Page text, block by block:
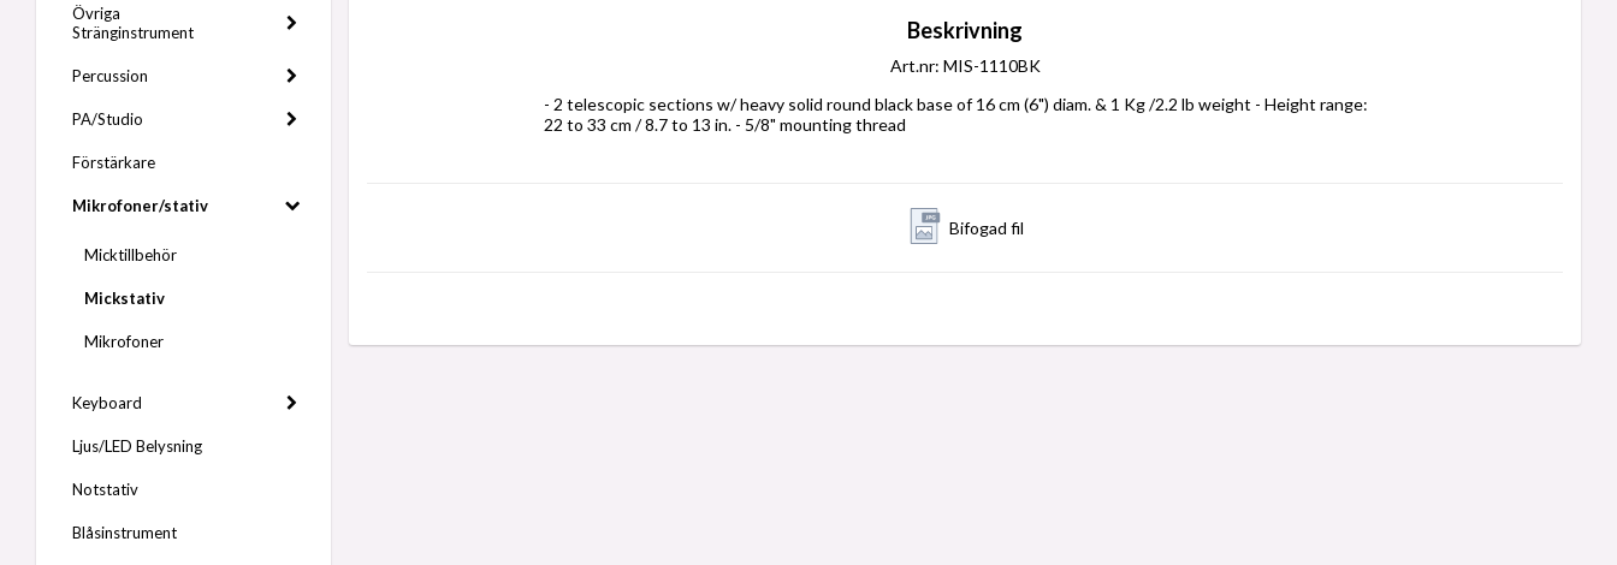
Övriga
Stränginstrument
Percussion
PA/Studio
Förstärkare
Mikrofoner/stativ
Micktillbehör
Mickstativ
Mikrofoner
Keyboard
Ljus/LED Belysning
Notstativ
Blåsinstrument
Beskrivning
Art.nr: MIS-1110BK
- 2 telescopic sections w/ heavy solid round black base of 16 cm (6") diam. & 1 Kg /2.2 lb weight - Height range:
22 to 33 cm / 8.7 to 13 in. - 5/8" mounting thread
Bifogad fil